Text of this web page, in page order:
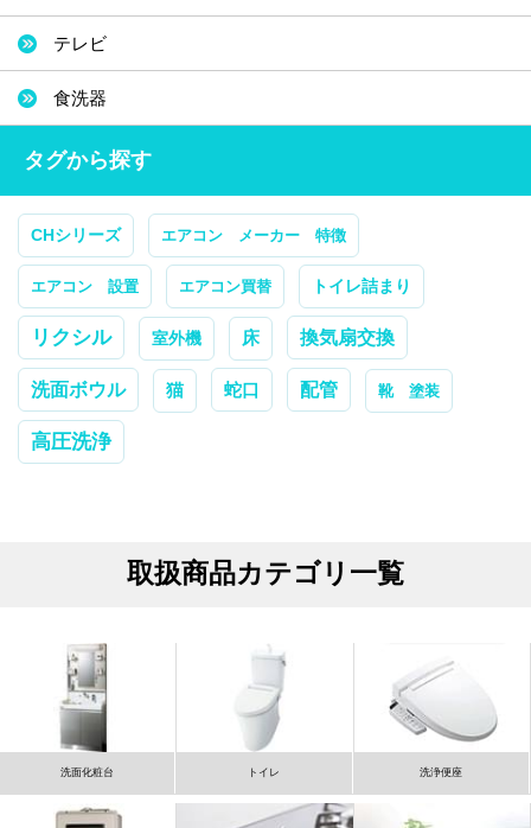
テレビ
食洗器
タグから探す
CHシリーズ エアコン メーカー 特徴
エアコン 設置 エアコン買替 トイレ詰まり
リクシル 室外機 床 換気扇交換
洗面ボウル 猫 蛇口 配管 靴 塗装
高圧洗浄
取扱商品カテゴリ一覧
洗面化粧台 トイレ 洗浄便座